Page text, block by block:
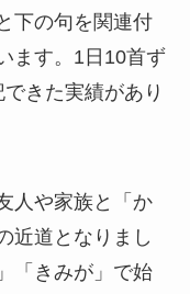
下の句を関連付
ます。1日10首ず
きた実績があり
人や家族と「か
近道となりまし
「きみが」で始